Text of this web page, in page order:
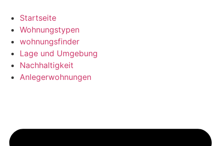
content
Startseite
Wohnungstypen
wohnungsfinder
Lage und Umgebung
Nachhaltigkeit
Anlegerwohnungen